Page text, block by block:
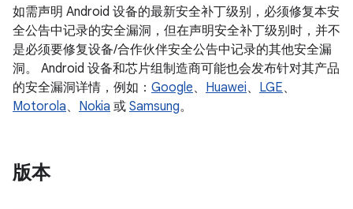
如需声明 Android 设备的最新安全补丁级别，必须修复本安
全公告中记录的安全漏洞，但在声明安全补丁级别时，并不
是必须要修复设备/合作伙伴安全公告中记录的其他安全漏
洞。 Android 设备和芯片组制造商可能也会发布针对其产品
的安全漏洞详情，例如： Google、 Huawei、 LGE、
Motorola、 Nokia 或 Samsung。
版本